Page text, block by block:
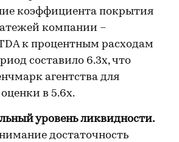
коэффициента покрытия
компании –
к процентным расходам
составило 6.3х, что
агентства для
в 5.6х.
уровень ликвидности.
достаточность